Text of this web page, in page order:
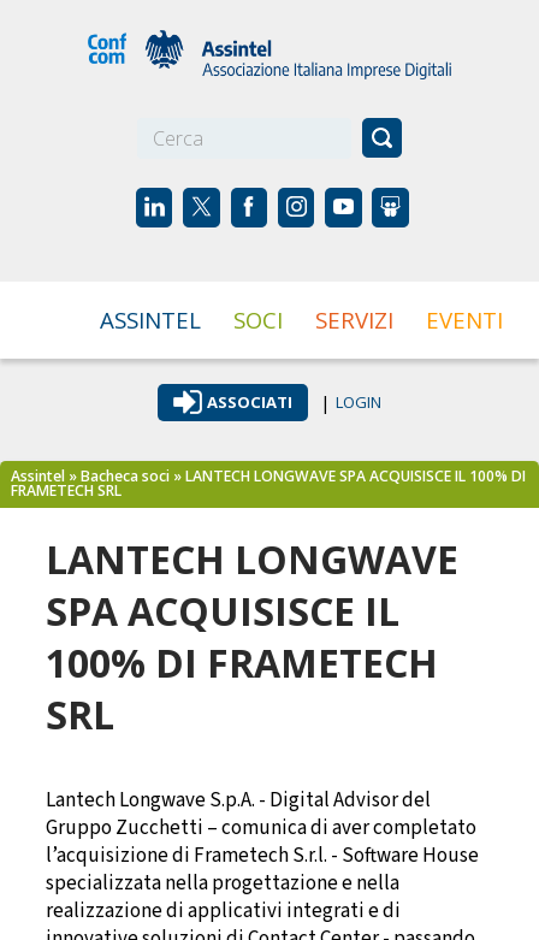
ASSINTEL SOCI SERVIZI EVENTI
ASSOCIATI | LOGIN
Assintel »Bacheca soci » LANTECH LONGWAVE SPA ACQUISISCE IL 100% DI
FRAMETECH SRL
LANTECH LONGWAVE
SPA ACQUISISCE IL
100% DI FRAMETECH
SRL
Lantech Longwave S.p.A. - Digital Advisor del
Gruppo Zucchetti – comunica di aver completato
l’acquisizione di Frametech S.r.l. - Software House
specializzata nella progettazione e nella
realizzazione di applicativi integrati e di